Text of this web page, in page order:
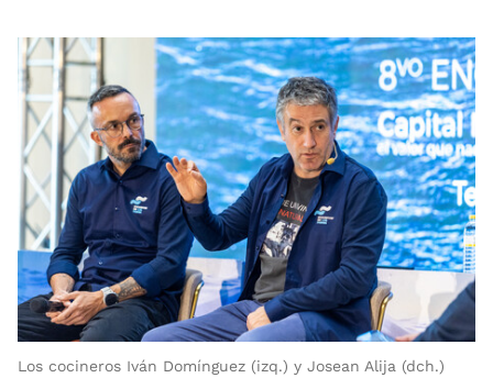
Los cocineros Iván Domínguez (izq.) y Josean Alija (dch.)